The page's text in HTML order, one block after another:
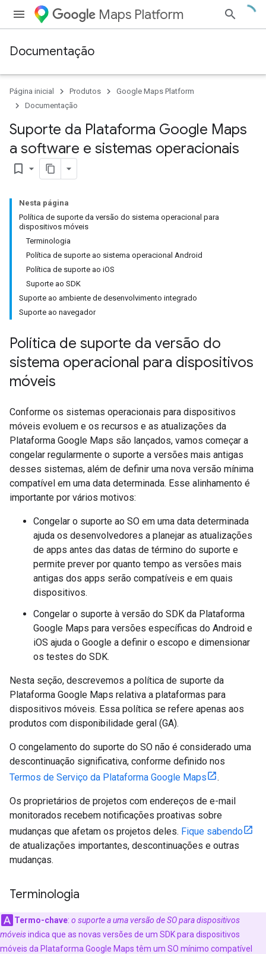
Maps Platform
Documentação
Página inicial Produtos
Google Maps Platform
Documentação
Suporte da Plataforma Google Maps
a software e sistemas operacionais
bookmark_border
Nesta página
Política de suporte da versão do sistema operacional para
dispositivos móveis
Terminologia
Política de suporte ao sistema operacional Android
Política de suporte ao iOS
Suporte ao SDK
Suporte ao ambiente de desenvolvimento integrado
Suporte ao navegador
Política de suporte da versão do
sistema operacional para dispositivos
móveis
Conforme os sistemas operacionais para dispositivos
móveis evoluem e os recursos e as atualizações da
Plataforma Google Maps são lançados, vamos começar a
congelar regularmente o suporte a versões mais antigas
desses sistemas, além de definir uma nova versão mínima
compatível em uma data determinada. Esse alinhamento é
importante por vários motivos:
Congelar o suporte ao SO em uma data determinada
ajuda os desenvolvedores a planejar as atualizações
de apps antes das datas de término do suporte e
permite prever por quanto tempo as versões mais
antigas dos apps serão compatíveis e em quais
dispositivos.
Congelar o suporte à versão do SDK da Plataforma
Google Maps para versões específicas do Android e
iOS ajuda o Google a definir o escopo e dimensionar
os testes do SDK.
Nesta seção, descrevemos a política de suporte da
Plataforma Google Maps relativa a plataformas para
dispositivos móveis. Essa política se refere apenas aos
produtos com disponibilidade geral (GA).
O congelamento do suporte do SO não é considerado uma
descontinuação significativa, conforme definido nos
Termos de Serviço da Plataforma Google Maps
.
Os proprietários de projetos com endereços de e-mail
monitorados recebem notificações proativas sobre
mudanças que afetam os projetos deles. Fique sabendo
de atualizações importantes, descontinuações e outras
mudanças.
Terminologia
Termo-chave: o suporte a uma versão de SO para dispositivos
móveisindica que as novas versões de um SDK para dispositivos
móveis da Plataforma Google Maps têm um SO mínimo compatível